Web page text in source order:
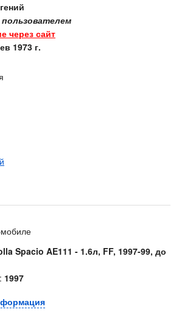
через сайт
1973 г.
Spacio AE111 - 1.6л, FF, 1997-99, до
1997